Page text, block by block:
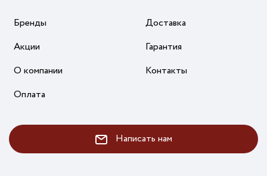
Бренды
Акции
О компании
Оплата
Доставка
Гарантия
Контакты
Написать нам